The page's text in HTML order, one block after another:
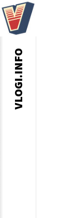
VLOGI.INFO